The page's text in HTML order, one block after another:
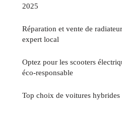
2025
Réparation et vente de
expert local
Optez pour les scooters
éco-responsable
Top choix de voitures hybrides